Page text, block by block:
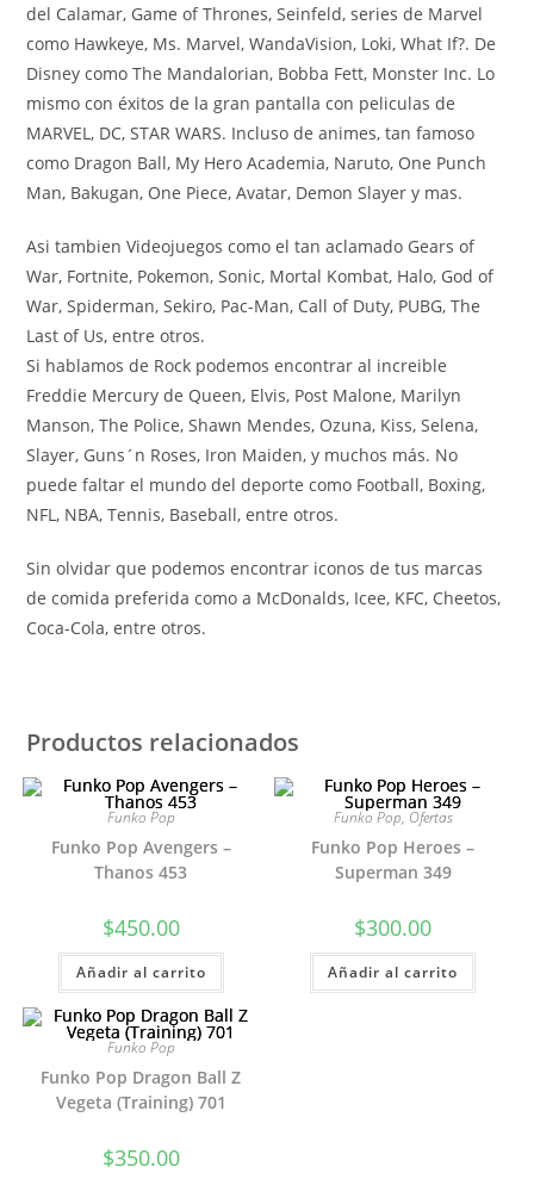
del Calamar, Game of Thrones, Seinfeld, series de Marvel
como Hawkeye, Ms. Marvel, WandaVision, Loki, What If?. De
Disney como The Mandalorian, Bobba Fett, Monster Inc. Lo
mismo con éxitos de la gran pantalla con peliculas de
MARVEL, DC, STAR WARS. Incluso de animes, tan famoso
como Dragon Ball, My Hero Academia, Naruto, One Punch
Man, Bakugan, One Piece, Avatar, Demon Slayer y mas.
Asi tambien Videojuegos como el tan aclamado Gears of
War, Fortnite, Pokemon, Sonic, Mortal Kombat, Halo, God of
War, Spiderman, Sekiro, Pac-Man, Call of Duty, PUBG, The
Last of Us, entre otros.
Si hablamos de Rock podemos encontrar al increible
Freddie Mercury de Queen, Elvis, Post Malone, Marilyn
Manson, The Police, Shawn Mendes, Ozuna, Kiss, Selena,
Slayer, Guns´n Roses, Iron Maiden, y muchos más. No
puede faltar el mundo del deporte como Football, Boxing,
NFL, NBA, Tennis, Baseball, entre otros.
Sin olvidar que podemos encontrar iconos de tus marcas
de comida preferida como a McDonalds, Icee, KFC, Cheetos,
Coca-Cola, entre otros.
Productos relacionados
Funko Pop
Funko Pop Avengers –
Thanos 453
$450.00
Añadir al carrito
Funko Pop, Ofertas
Funko Pop Heroes –
Superman 349
$300.00
Añadir al carrito
Funko Pop
Funko Pop Dragon Ball Z
Vegeta (Training) 701
$350.00